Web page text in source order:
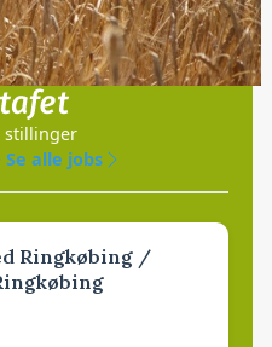
med
stillinger
Se alle jobs
Ringkøbing /